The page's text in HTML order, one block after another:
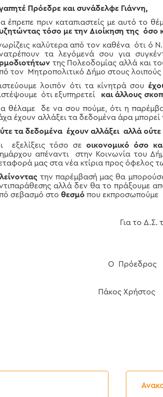
Πρόεδρε και συνάδελφε Γιάννη,
έπρεπε πριν καταπιαστείς με αυτό το
τόσο με την Διοίκηση της όσο
καλύτερα από τον καθένα ότι ό
τα λεγόμενά σου για
της Πολεοδομίας αλλά και
τον Μητροπολιτικό Δήμο στους
λοιπόν ότι τα κίνητρά σου
ότι εξυπηρετεί και άλλους
θέλαμε δε να σου πούμε, ότι η
έχουν αλλάξει τα δεδομένα άρα
τα δεδομένα έχουν αλλάξει αλλά ούτε
εξελίξεις τόσο σε οικονομικό όσο
απέναντι στην Κοινωνία του
μας στα νέα κτίρια προς όφελος
την παρέμβασή μας θα
αλλά δεν θα το πράξουμε
σεβασμό στο θεσμό που εκπροσωπούμε
Για το Δ.Σ.
Ο
Πάκος
Δελτίο
Τύπου: